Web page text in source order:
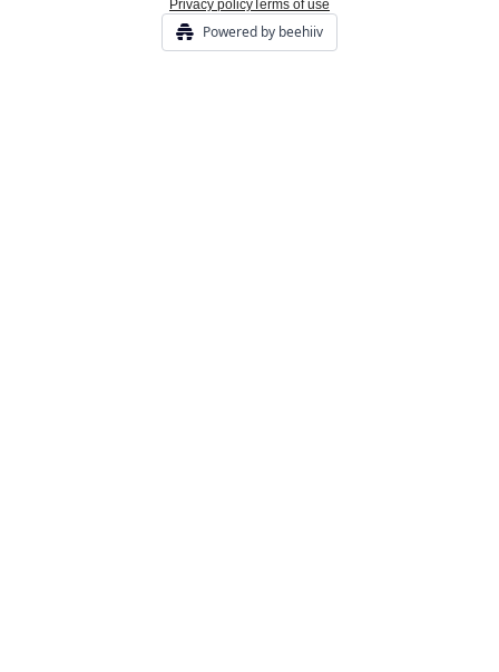
Privacy policy Terms of use
Powered by beehiiv